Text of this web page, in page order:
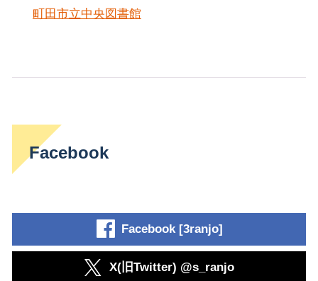
町田市立中央図書館
Facebook
Facebook [3ranjo]
X(旧Twitter) @s_ranjo